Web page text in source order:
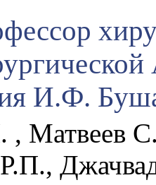
И.Ф.
, Матвеев